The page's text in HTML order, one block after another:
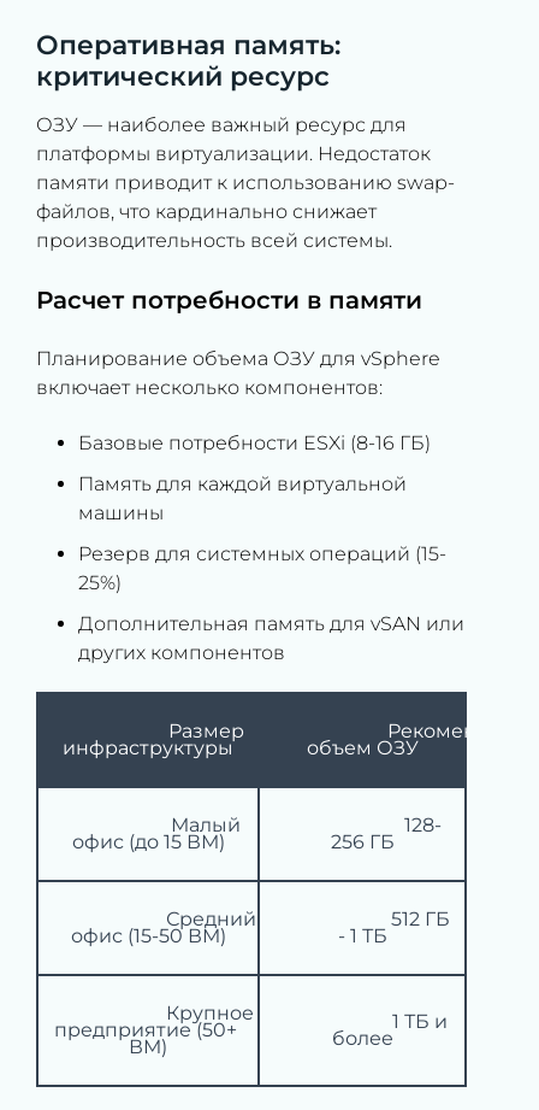
Оперативная память:
критический ресурс
ОЗУ — наиболее важный ресурс для
платформы виртуализации. Недостаток
памяти приводит к использованию swap-
файлов, что кардинально снижает
производительность всей системы.
Расчет потребности в памяти
Планирование объема ОЗУ для vSphere
включает несколько компонентов:
Базовые потребности ESXi (8-16 ГБ)
Память для каждой виртуальной
машины
Резерв для системных операций (15-
25%)
Дополнительная память для vSAN или
других компонентов
инфраструктуры объем ОЗУ
офис (до 15 ВМ) 256 ГБ
офис (15-50 ВМ) - 1 ТБ
предприятие (50+
ВМ) более